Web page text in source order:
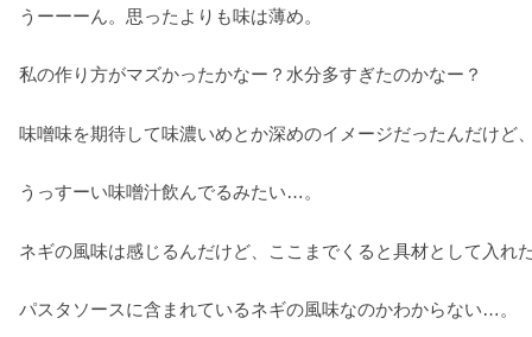
うーーーん。思ったよりも味は薄め。
私の作り方がマズかったかなー？水分多すぎたのかなー？
味噌味を期待して味濃いめとか深めのイメージだったんだけど
うっすーい味噌汁飲んでるみたい…。
ネギの風味は感じるんだけど、ここまでくると具材として入れ
パスタソースに含まれているネギの風味なのかわからない…。